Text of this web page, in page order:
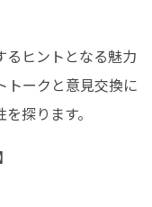
るヒントとなる魅力
トークと意見交換に
探ります。